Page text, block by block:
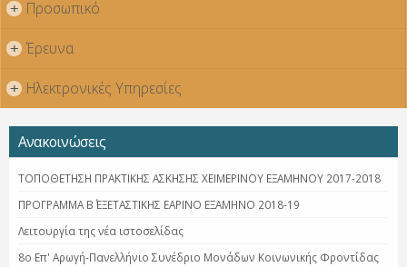
+ Προσωπικό
+ Έρευνα
+ Ηλεκτρονικές Υπηρεσίες
Ανακοινώσεις
ΤΟΠΟΘΕΤΗΣΗ ΠΡΑΚΤΙΚΗΣ ΑΣΚΗΣΗΣ ΧΕΙΜΕΡΙΝΟΥ ΕΞΑΜΗΝΟΥ 2017-2018
ΠΡΟΓΡΑΜΜΑ Β΄ ΕΞΕΤΑΣΤΙΚΗΣ ΕΑΡΙΝΟ ΕΞΑΜΗΝΟ 2018-19
Λειτουργία της νέα ιστοσελίδας
8ο Επ' Αρωγή-Πανελλήνιο Συνέδριο Μονάδων Κοινωνικής Φροντίδας